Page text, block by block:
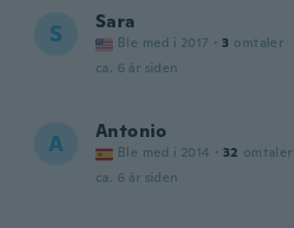
S Sara
Ble med i 2017 · 3 omtaler
ca. 6 år siden
A Antonio
Ble med i 2014 · 32 omtaler
ca. 6 år siden